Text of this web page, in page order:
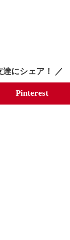
にシェア！ ／
Pinterest